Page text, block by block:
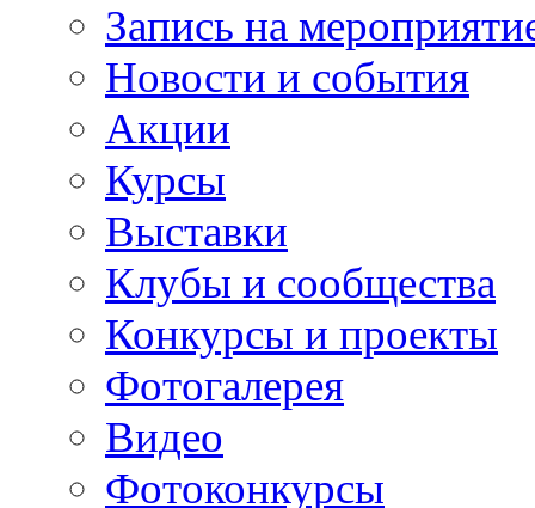
Запись на
Новости и события
Акции
Курсы
Выставки
Клубы и сообщества
Конкурсы и проекты
Фотогалерея
Видео
Фотоконкурсы